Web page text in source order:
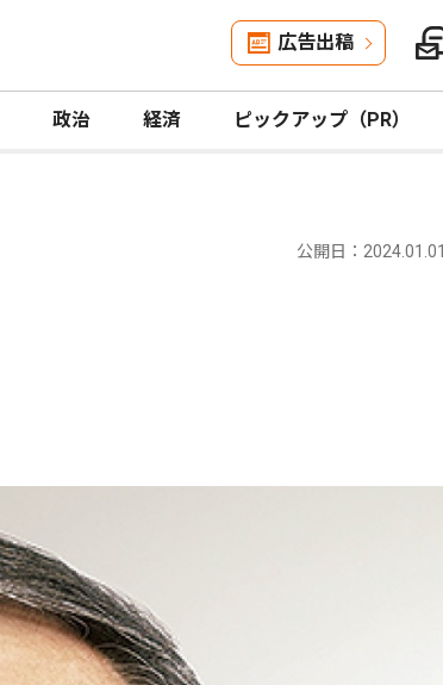
広告出稿
政治 経済 ピックアップ（PR）
公開日：2024.01.01